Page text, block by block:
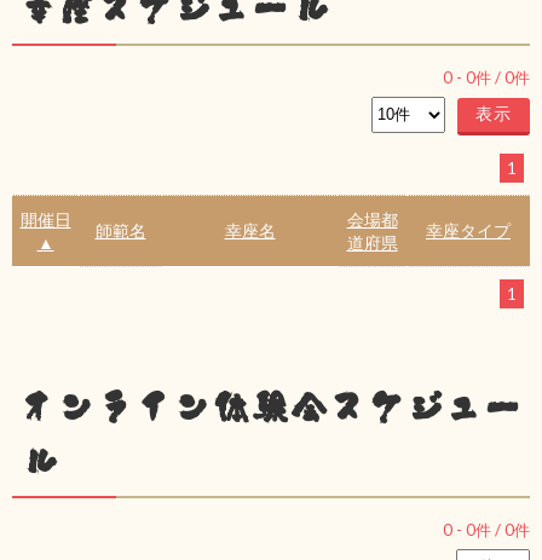
0 - 0件 /0件
1
開催日
▲
師範名 幸座名
会場都
道府県
幸座タイプ
1
オンライン体験会スケジュー
ル
0 - 0件 /0件